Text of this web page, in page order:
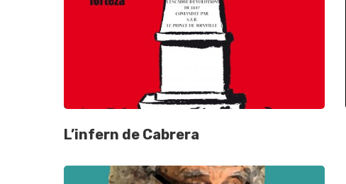
L’infern de Cabrera